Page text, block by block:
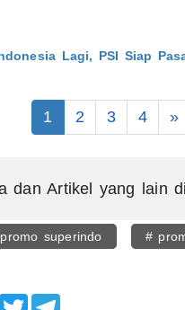
Lagi, PSI Siap
1 2 3 4 »
dan Artikel yang lain di
superindo #
Facebook
Twitter